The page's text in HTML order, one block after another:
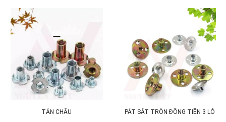
TÁN CHẤU PÁT SẮT TRÒN ĐỒNG TIỀN 3 LỖ